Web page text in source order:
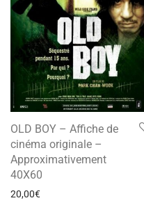
OLD BOY – Affiche de
cinéma originale –
Approximativement
40X60
20,00€